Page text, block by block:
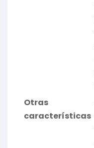
Otras
características